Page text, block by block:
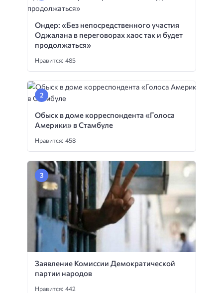
Ондер: «Без непосредственного участия
Оджалана в переговорах хаос так и будет
продолжаться»
Нравится: 485
Обыск в доме корреспондента «Голоса
Америки» в Стамбуле
Нравится: 458
Заявление Комиссии Демократической
партии народов
Нравится: 442